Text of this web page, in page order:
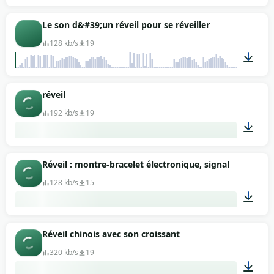
Le son d&#39;un réveil pour se réveiller
128 kb/s 19
réveil
192 kb/s 19
Réveil : montre-bracelet électronique, signal
128 kb/s 15
Réveil chinois avec son croissant
320 kb/s 19